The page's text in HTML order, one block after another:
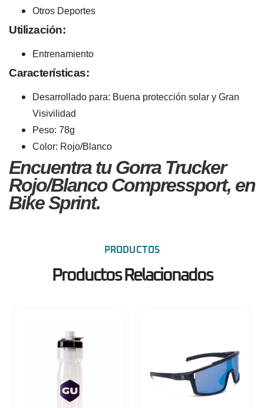
Otros Deportes
Utilización:
Entrenamiento
Características:
Desarrollado para: Buena protección solar y Gran
Visivilidad
Peso: 78g
Color: Rojo/Blanco
Encuentra tu Gorra Trucker
Rojo/Blanco Compressport, en
Bike Sprint.
PRODUCTOS
Productos Relacionados